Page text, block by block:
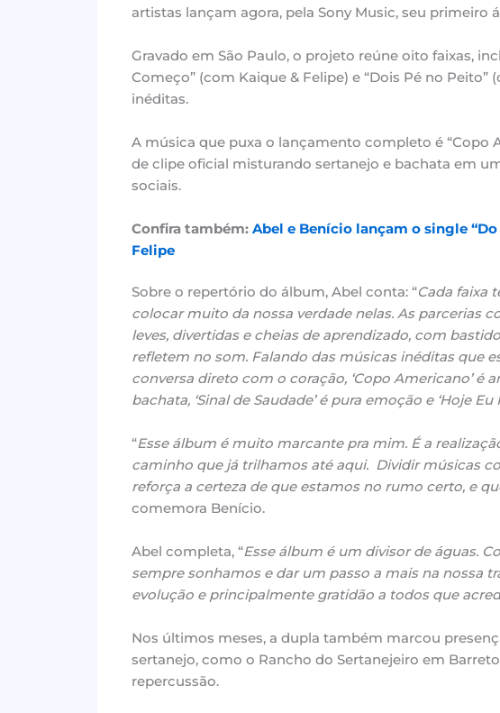
artistas lançam agora, pela Sony Music, seu primeiro
Gravado em São Paulo, o projeto reúne oito faixas,
Começo” (com Kaique & Felipe) e “Dois Pé no Peito”
inéditas.
A música que puxa o lançamento completo é “Copo
de clipe oficial misturando sertanejo e bachata em
sociais.
Confira também: Abel e Benício lançam o single
Felipe
Sobre o repertório do álbum, Abel conta: “Cada faixa
colocar muito da nossa verdade nelas. As parcerias
leves, divertidas e cheias de aprendizado, com
refletem no som. Falando das músicas inéditas que
conversa direto com o coração, ‘Copo Americano’ é
bachata, ‘Sinal de Saudade’ é pura emoção e ‘Hoje
“Esse álbum é muito marcante pra mim. É a
caminho que já trilhamos até aqui. Dividir músicas
reforça a certeza de que estamos no rumo certo, e
comemora Benício.
Abel completa, “Esse álbum é um divisor de águas.
sempre sonhamos e dar um passo a mais na nossa
evolução e principalmente gratidão a todos que
Nos últimos meses, a dupla também marcou
sertanejo, como o Rancho do Sertanejeiro em
repercussão.